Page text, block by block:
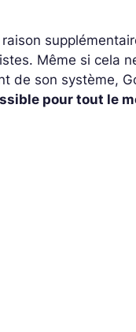
Même si cela
de son système,
pour tout le